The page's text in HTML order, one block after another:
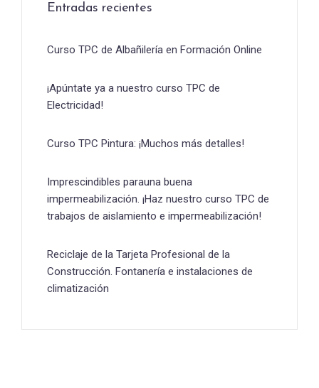
Entradas recientes
Curso TPC de Albañilería en Formación Online
¡Apúntate ya a nuestro curso TPC de
Electricidad!
Curso TPC Pintura: ¡Muchos más detalles!
Imprescindibles parauna buena
impermeabilización. ¡Haz nuestro curso TPC de
trabajos de aislamiento e impermeabilización!
Reciclaje de la Tarjeta Profesional de la
Construcción. Fontanería e instalaciones de
climatización